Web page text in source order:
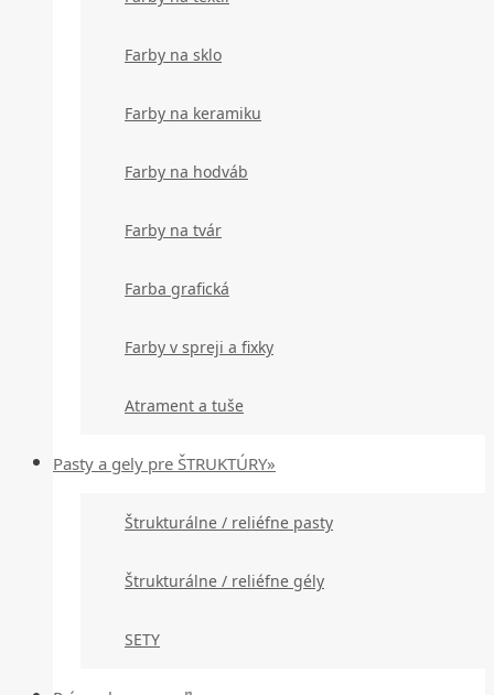
Farby na sklo
Farby na keramiku
Farby na hodváb
Farby na tvár
Farba grafická
Farby v spreji a fixky
Atrament a tuše
Pasty a gely pre ŠTRUKTÚRY»
Štrukturálne / reliéfne pasty
Štrukturálne / reliéfne gély
SETY